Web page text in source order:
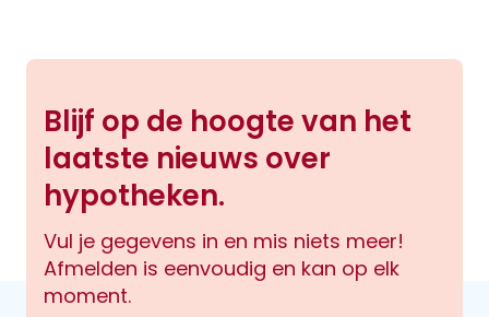
Blijf op de hoogte van het
laatste nieuws over
hypotheken.
Vul je gegevens in en mis niets meer!
Afmelden is eenvoudig en kan op elk
moment.